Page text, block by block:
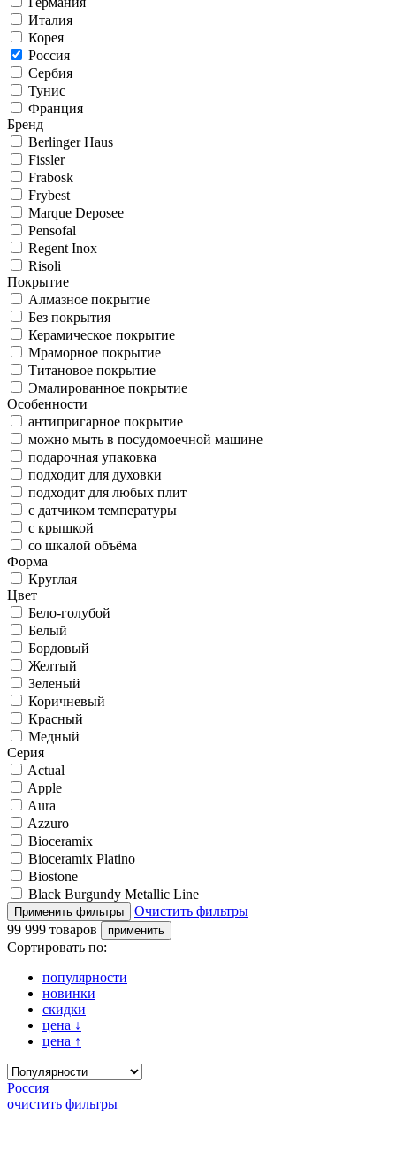
Италия
Корея
Россия
Сербия
Тунис
Франция
Бренд
Berlinger Haus
Fissler
Frabosk
Frybest
Marque Deposee
Pensofal
Regent Inox
Risoli
Покрытие
Алмазное покрытие
Без покрытия
Керамическое покрытие
Мраморное покрытие
Титановое покрытие
Эмалированное покрытие
Особенности
антипригарное покрытие
можно мыть в посудомоечной машине
подарочная упаковка
подходит для духовки
подходит для любых плит
с датчиком температуры
с крышкой
со шкалой объёма
Форма
Круглая
Цвет
Бело-голубой
Белый
Бордовый
Желтый
Зеленый
Коричневый
Красный
Медный
Серия
Actual
Apple
Aura
Azzuro
Bioceramix
Bioceramix Platino
Biostone
Black Burgundy Metallic Line
Очистить фильтры
99 999 товаров
Сортировать по:
популярности
новинки
скидки
цена ↓
цена ↑
Россия
очистить фильтры